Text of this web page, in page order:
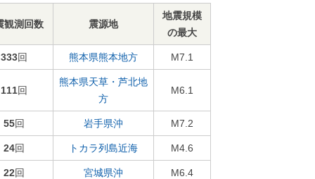
観測回数 震源地
地震規模
の最大
333回 熊本県熊本地方 M7.1
111回
熊本県天草・芦北地
方
M6.1
55回 岩手県沖 M7.2
24回 トカラ列島近海 M4.6
22回 宮城県沖 M6.4